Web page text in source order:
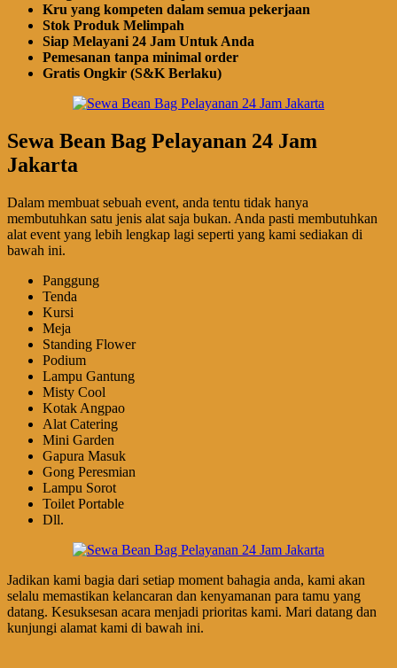
Kru yang kompeten dalam semua pekerjaan
Stok Produk Melimpah
Siap Melayani 24 Jam Untuk Anda
Pemesanan tanpa minimal order
Gratis Ongkir (S&K Berlaku)
Sewa Bean Bag Pelayanan 24 Jam
Jakarta
Dalam membuat sebuah event, anda tentu tidak hanya
membutuhkan satu jenis alat saja bukan. Anda pasti membutuhkan
alat event yang lebih lengkap lagi seperti yang kami sediakan di
bawah ini.
Panggung
Tenda
Kursi
Meja
Standing Flower
Podium
Lampu Gantung
Misty Cool
Kotak Angpao
Alat Catering
Mini Garden
Gapura Masuk
Gong Peresmian
Lampu Sorot
Toilet Portable
Dll.
Jadikan kami bagia dari setiap moment bahagia anda, kami akan
selalu memastikan kelancaran dan kenyamanan para tamu yang
datang. Kesuksesan acara menjadi prioritas kami. Mari datang dan
kunjungi alamat kami di bawah ini.